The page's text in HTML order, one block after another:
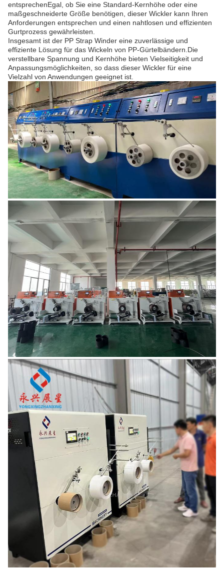
entsprechenEgal, ob Sie eine Standard-Kernhöhe oder eine
maßgeschneiderte Größe benötigen, dieser Wickler kann Ihren
Anforderungen entsprechen und einen nahtlosen und effizienten
Gurtprozess gewährleisten.
Insgesamt ist der PP Strap Winder eine zuverlässige und
effiziente Lösung für das Wickeln von PP-Gürtelbändern.Die
verstellbare Spannung und Kernhöhe bieten Vielseitigkeit und
Anpassungsmöglichkeiten, so dass dieser Wickler für eine
Vielzahl von Anwendungen geeignet ist.